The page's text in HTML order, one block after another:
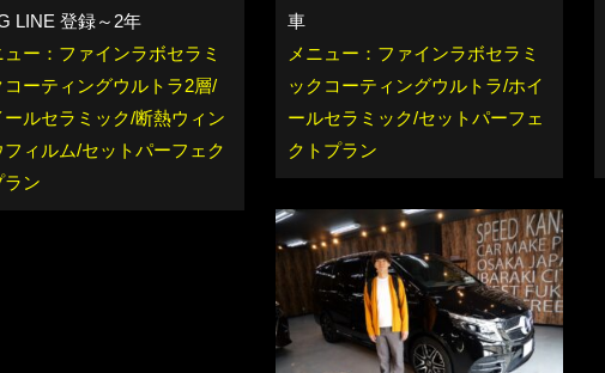
LINE 登録～2年
ュー：ファインラボセラミ
コーティングウルトラ2層/
ールセラミック/断熱ウィン
フィルム/セットパーフェク
ラン
車
メニュー：ファインラボセラミ
ックコーティングウルトラ/ホイ
ールセラミック/セットパーフェ
クトプラン